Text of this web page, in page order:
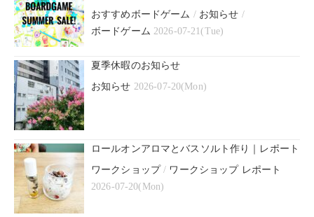
おすすめボードゲーム / お知らせ /
ボードゲーム 2026-07-21(Tue)
夏季休暇のお知らせ
お知らせ 2026-07-20(Mon)
ロールオンアロマとバスソルト作り｜レポート
ワークショップ/ ワークショップ レポート
2026-07-20(Mon)